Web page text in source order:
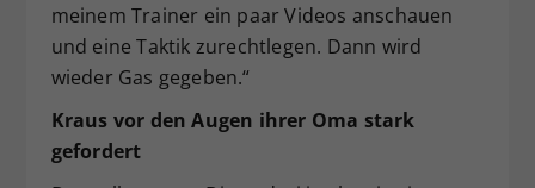
meinem Trainer ein paar Videos anschauen
und eine Taktik zurechtlegen. Dann wird
wieder Gas gegeben.“
Kraus vor den Augen ihrer Oma stark
gefordert